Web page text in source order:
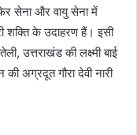
सेना और वायु सेना में
शक्ति के उदाहरण हैं। इसी
उत्तराखंड की लक्ष्मी बाई
अग्रदूत गौरा देवी नारी